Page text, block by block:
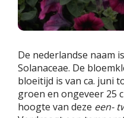
De nederlandse naam is
Solanaceae. De
bloeitijd is van ca. juni
groen en ongeveer 25
hoogte van deze een-